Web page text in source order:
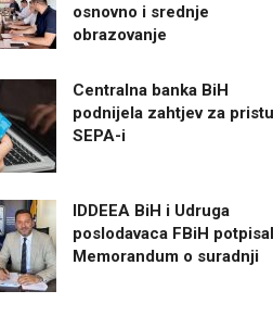
osnovno i srednje
obrazovanje
Centralna banka BiH
podnijela zahtjev za
SEPA-i
IDDEEA BiH i Udruga
poslodavaca FBiH
Memorandum o suradnji